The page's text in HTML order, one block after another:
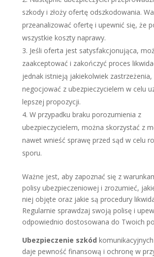
szkody i złoży ofertę odszkodowania.
przeanalizować ofertę i upewnić się, że
wszystkie koszty naprawy.
Jeśli oferta jest satysfakcjonująca,
zaakceptować i zakończyć proces
jednak istnieją jakiekolwiek
negocjować z ubezpieczycielem w celu
lepszej propozycji.
W przypadku braku porozumienia z
ubezpieczycielem, można skorzystać z
nawet wnieść sprawę przed sąd w celu
sporu.
Ważne jest, aby zapoznać się z
polisy ubezpieczeniowej i zrozumieć,
niej objęte oraz jakie są procedury
Regularnie sprawdzaj swoją polisę i
odpowiednio dostosowana do Twoich
Ubezpieczenie szkód
daje pewność finansową i ochronę w